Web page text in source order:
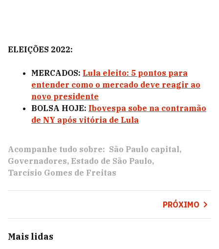
ELEIÇÕES 2022:
MERCADOS: Lula eleito: 5 pontos para
entender como o mercado deve reagir ao
novo presidente
BOLSA HOJE: Ibovespa sobe na contramão
de NY após vitória de Lula
Acompanhe tudo sobre: São Paulo capital
Governadores Estado de São Paulo
Tarcísio Gomes de Freitas
PRÓXIMO
Mais lidas